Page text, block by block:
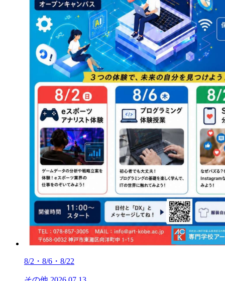
8/2・8/6・8/22